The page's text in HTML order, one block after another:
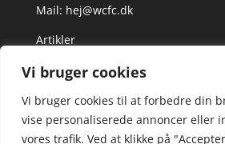
Vi bruger cookies
Vi bruger cookies til at forbedre din
vise personaliserede annoncer eller
vores trafik. Ved at klikke på
Mail: hej@wcfc.dk
Artikler